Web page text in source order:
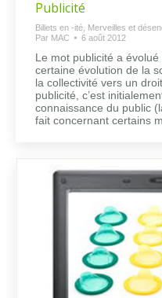
Publicité
Billets en -ité Merveilles et
Par MAC 6 août 2012
Le mot publicité a
certaine évolution de la
la collectivité vers un
publicité, c’est
connaissance du public
fait concernant certains